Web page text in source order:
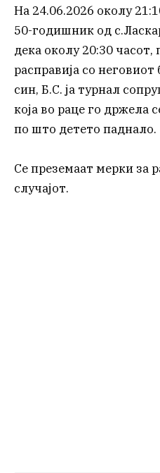
На 24.06.2026 околу
50-годишник од
дека околу 20:30 часот,
расправија со
син, Б.С. ја турнал
која во раце го држела
по што детето паднало.
Се преземаат мерки за
случајот.